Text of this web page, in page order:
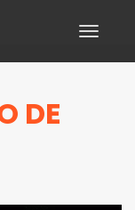
Toggle
DE